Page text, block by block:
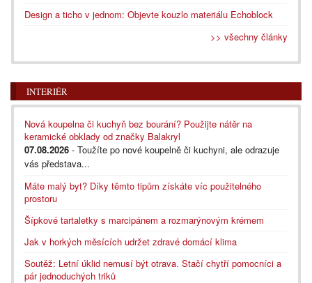
Design a ticho v jednom: Objevte kouzlo materiálu Echoblock
>> všechny články
INTERIÉR
Nová koupelna či kuchyň bez bourání? Použijte nátěr na
keramické obklady od značky Balakryl
07.08.2026 - Toužíte po nové koupelně či kuchyni, ale odrazuje
vás představa...
Máte malý byt? Díky těmto tipům získáte víc použitelného
prostoru
Šípkové tartaletky s marcipánem a rozmarýnovým krémem
Jak v horkých měsících udržet zdravé domácí klima
Soutěž: Letní úklid nemusí být otrava. Stačí chytří pomocníci a
pár jednoduchých triků